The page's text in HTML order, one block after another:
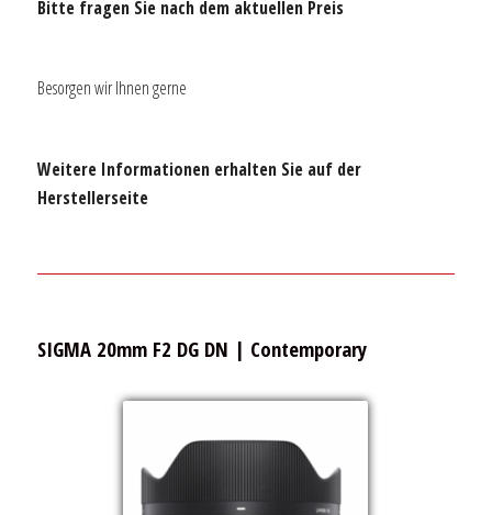
Bitte fragen Sie nach dem aktuellen Preis
Besorgen wir Ihnen gerne
Weitere Informationen erhalten Sie auf der
Herstellerseite
SIGMA 20mm F2 DG DN | Contemporary